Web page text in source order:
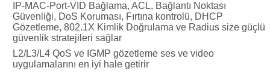
IP-MAC-Port-VID Bağlama, ACL, Bağlantı Noktası
Güvenliği, DoS Koruması, Fırtına kontrolü, DHCP
Gözetleme, 802.1X Kimlik Doğrulama ve Radius size güçlü
güvenlik stratejileri sağlar
L2/L3/L4 QoS ve IGMP gözetleme ses ve video
uygulamalarını en iyi hale getirir